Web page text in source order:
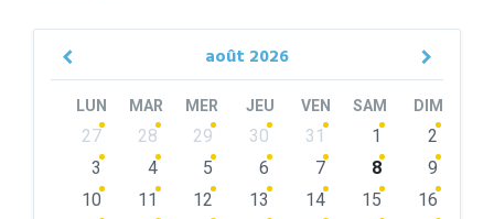
août 2026
Previous
LUN MAR MER JEU VEN SAM DIM
Skip
calendar
27 28 29 30 31 1
2
3
4 5 6 7 8
9
10
11 12 13 14 15
16